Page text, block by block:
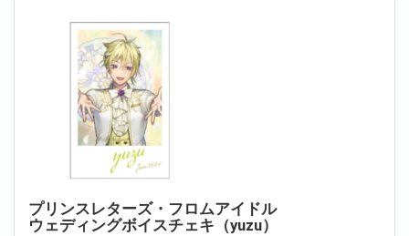
プリンスレターズ・フロムアイドル
ウェディングボイスチェキ（yuzu）